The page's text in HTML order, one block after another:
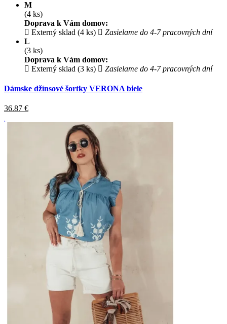
M
(4 ks)
Doprava k Vám domov:
Externý sklad (4 ks)
Zasielame do 4-7 pracovných dní
L
(3 ks)
Doprava k Vám domov:
Externý sklad (3 ks)
Zasielame do 4-7 pracovných dní
Dámske džínsové šortky VERONA biele
36.87 €